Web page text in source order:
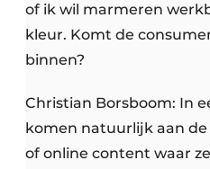
of ik wil marmeren
kleur. Komt de
binnen?
Christian Borsboom: In
komen natuurlijk aan
of online content waar